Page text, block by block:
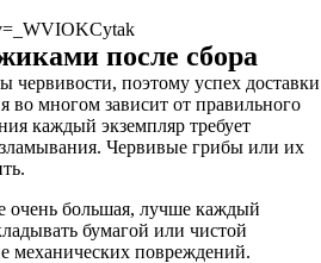
после сбора
поэтому успех доставки
во многом зависит от правильного
каждый экземпляр требует
Червивые грибы или их
очень большая, лучше каждый
бумагой или чистой
механических повреждений.